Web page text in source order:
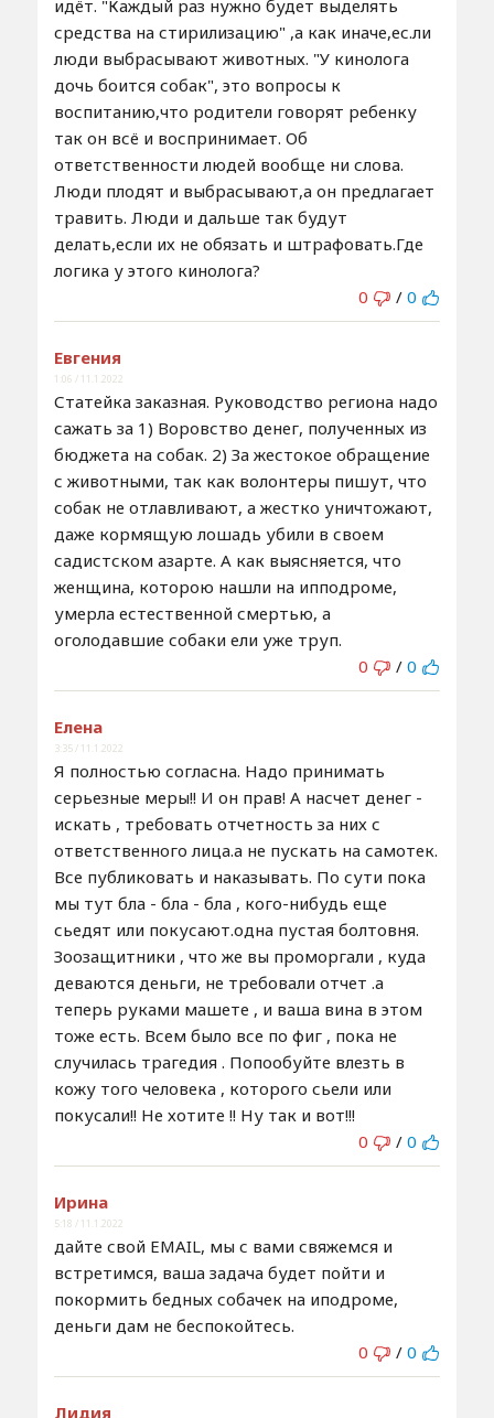
идёт. "Каждый раз нужно будет выделять
средства на стирилизацию" ,а как иначе,ес.ли
люди выбрасывают животных. "У кинолога
дочь боится собак", это вопросы к
воспитанию,что родители говорят ребенку
так он всё и воспринимает. Об
ответственности людей вообще ни слова.
Люди плодят и выбрасывают,а он предлагает
травить. Люди и дальше так будут
делать,если их не обязать и штрафовать.Где
логика у этого кинолога?
0
/ 0
Евгения
1:06 / 11.1.2022
Статейка заказная. Руководство региона надо
сажать за 1) Воровство денег, полученных из
бюджета на собак. 2) За жестокое обращение
с животными, так как волонтеры пишут, что
собак не отлавливают, а жестко уничтожают,
даже кормящую лошадь убили в своем
садистском азарте. А как выясняется, что
женщина, которою нашли на ипподроме,
умерла естественной смертью, а
оголодавшие собаки ели уже труп.
0
/ 0
Елена
3:35 / 11.1.2022
Я полностью согласна. Надо принимать
серьезные меры!! И он прав! А насчет денег -
искать , требовать отчетность за них с
ответственного лица.а не пускать на самотек.
Все публиковать и наказывать. По сути пока
мы тут бла - бла - бла , кого-нибудь еще
сьедят или покусают.одна пустая болтовня.
Зоозащитники , что же вы проморгали , куда
деваются деньги, не требовали отчет .а
теперь руками машете , и ваша вина в этом
тоже есть. Всем было все по фиг , пока не
случилась трагедия . Попообуйте влезть в
кожу того человека , которого сьели или
покусали!! Не хотите !! Ну так и вот!!!
0
/ 0
Ирина
5:18 / 11.1.2022
дайте свой EMAIL, мы с вами свяжемся и
встретимся, ваша задача будет пойти и
покормить бедных собачек на иподроме,
деньги дам не беспокойтесь.
0
/ 0
Лидия